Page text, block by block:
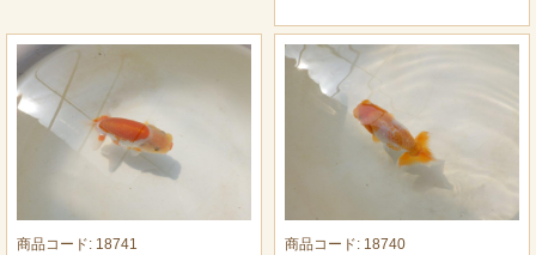
商品コード: 18741 商品コード: 18740